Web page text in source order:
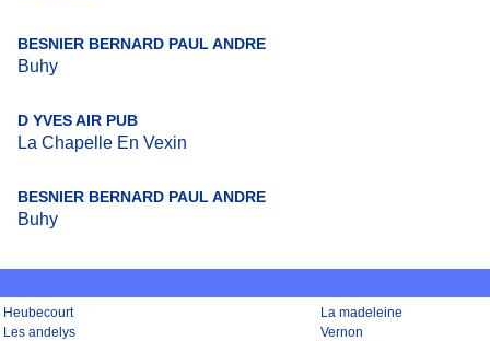
BESNIER BERNARD PAUL ANDRE
Buhy
D YVES AIR PUB
La Chapelle En Vexin
BESNIER BERNARD PAUL ANDRE
Buhy
Heubecourt
La madeleine
Les andelys
Vernon